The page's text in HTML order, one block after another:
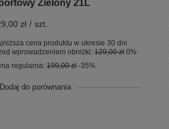
Zielony 21L
zł / szt.
cena produktu w okresie 30 dni
wprowadzeniem obniżki: 129,00 zł 0%
regularna: 199,00 zł -35%
do porównania